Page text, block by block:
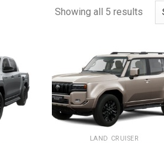
Showing all 5 results
+
LAND CRUISER